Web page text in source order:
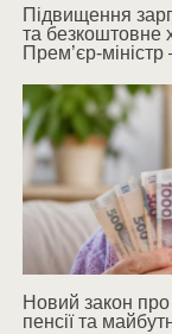
Підвищення
та безкоштовне
Прем’єр-міністр
Новий закон
пенсії та